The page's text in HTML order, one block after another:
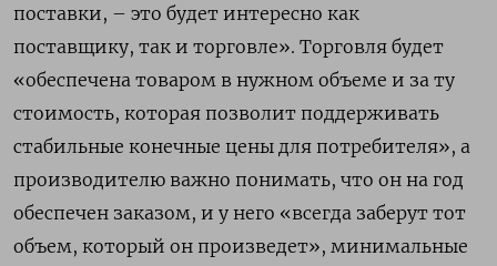
поставки, – это будет интересно как
поставщику, так и торговле». Торговля будет
«обеспечена товаром в нужном объеме и за ту
стоимость, которая позволит поддерживать
стабильные конечные цены для потребителя», а
производителю важно понимать, что он на год
обеспечен заказом, и у него «всегда заберут тот
объем, который он произведет», минимальные